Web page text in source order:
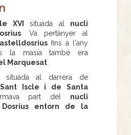
XVI situada al nucli
. Va pertànyer al
fins a l'any
la masia també era
Marquesat
situada al darrera de
Iscle i de Santa
part del nucli
entorn de la